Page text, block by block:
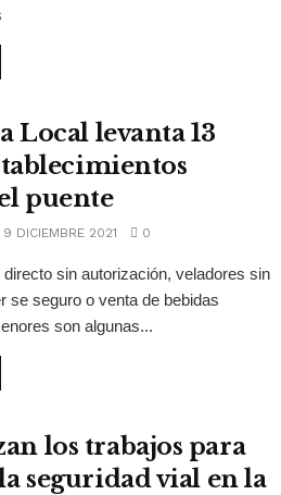
Local levanta 13
puente
9 DICIEMBRE 2021 0
sin autorización, veladores sin
se seguro o venta de bebidas
son algunas...
los trabajos para
seguridad vial en la